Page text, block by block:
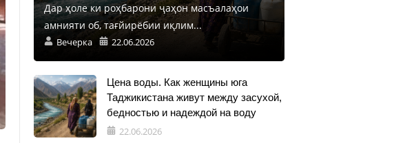
Дар ҳоле ки роҳбарони ҷаҳон масъалаҳои
амнияти об, тағйирёбии иқлим...
Вечерка 22.06.2026
Цена воды. Как женщины юга
Таджикистана живут между засухой,
бедностью и надеждой на воду
22.06.2026